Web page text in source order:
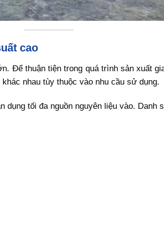
cao
Để thuận tiện trong quá trình sản xuất
nhau tùy thuộc vào nhu cầu sử dụng.
dụng tối đa nguồn nguyên liệu vào. Danh